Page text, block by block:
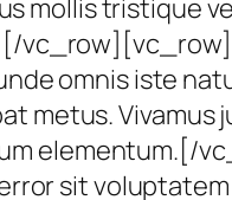
mollis tristique
omnis iste
metus. Vivamus
elementum.[/
sit